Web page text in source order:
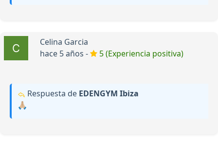
Celina Garcia
hace 5 años -
5 (Experiencia positiva)
Respuesta de EDENGYM Ibiza
🙏🏼